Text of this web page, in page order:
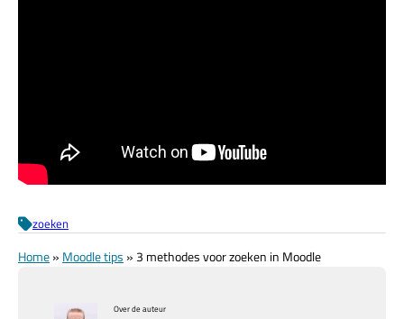
zoeken
Home» Moodle tips » 3 methodes voor zoeken in Moodle
Over de auteur